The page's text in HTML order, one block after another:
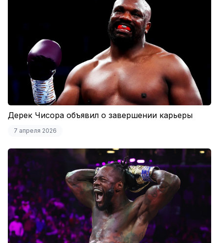
Дерек Чисора объявил о завершении карьеры
7 апреля 2026